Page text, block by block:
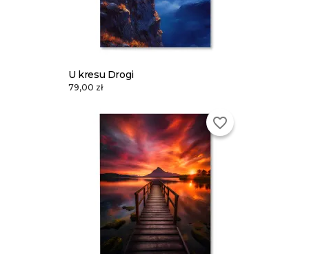
U kresu Drogi
79,00 zł
favorite_border